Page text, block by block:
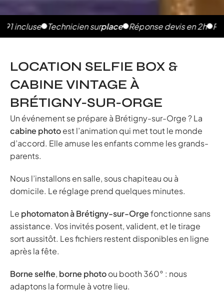
Technicien surplace Réponse devis en 2h Photos
LOCATION SELFIE BOX &
CABINE VINTAGE À
BRÉTIGNY-SUR-ORGE
Un événement se prépare à Brétigny-sur-Orge ? La
cabine photoest l’animation qui met tout le monde
d’accord. Elle amuse les enfants comme les grands-
parents.
Nous l’installons en salle, sous chapiteau ou à
domicile. Le réglage prend quelques minutes.
Le photomaton à Brétigny-sur-Orgefonctionne sans
assistance. Vos invités posent, valident, et le tirage
sort aussitôt. Les fichiers restent disponibles en ligne
après la fête.
Borne selfie, borne photoou booth 360° : nous
adaptons la formule à votre lieu.